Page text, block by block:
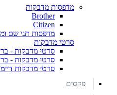
מדפסות מדבקות
Brother
Citizen
מדפסות תגי שם
סרטי מדבקות
סרטי מדבקות -
סרטי מדבקות -
סרטי מדבקות
פקסים